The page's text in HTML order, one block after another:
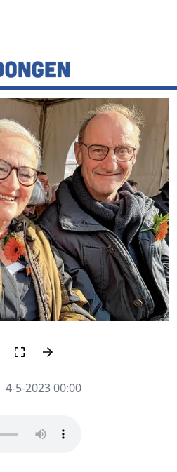
4-5-2023 00:00